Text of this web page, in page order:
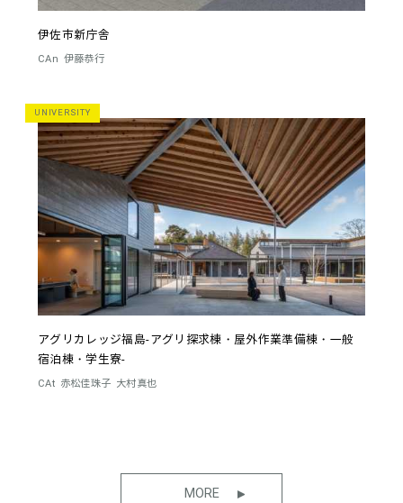
伊佐市新庁舎
CAn 伊藤恭行
UNIVERSITY
アグリカレッジ福島-アグリ探求棟・屋外作業準備棟・一般
宿泊棟・学生寮-
CAt 赤松佳珠子 大村真也
MORE